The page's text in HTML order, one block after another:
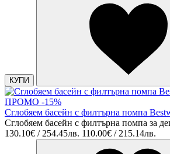
КУПИ
ПРОМО -15%
Сглобяем басейн с филтърна помпа
Сглобяем басейн с филтърна помпа за
130.10€ / 254.45лв. 110.00€ / 215.14лв.